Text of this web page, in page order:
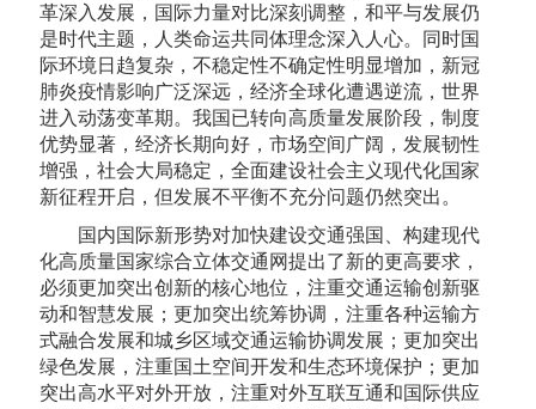
革深入发展，国际力量对比深刻调整，和平与发展仍
是时代主题，人类命运共同体理念深入人心。同时国
际环境日趋复杂，不稳定性不确定性明显增加，新冠
肺炎疫情影响广泛深远，经济全球化遭遇逆流，世界
进入动荡变革期。我国已转向高质量发展阶段，制度
优势显著，经济长期向好，市场空间广阔，发展韧性
增强，社会大局稳定，全面建设社会主义现代化国家
新征程开启，但发展不平衡不充分问题仍然突出。
国内国际新形势对加快建设交通强国、构建现代
化高质量国家综合立体交通网提出了新的更高要求，
必须更加突出创新的核心地位，注重交通运输创新驱
动和智慧发展；更加突出统筹协调，注重各种运输方
式融合发展和城乡区域交通运输协调发展；更加突出
绿色发展，注重国土空间开发和生态环境保护；更加
突出高水平对外开放，注重对外互联互通和国际供应